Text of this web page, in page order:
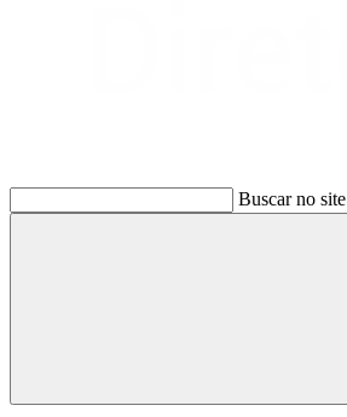
Buscar no site
Buscar